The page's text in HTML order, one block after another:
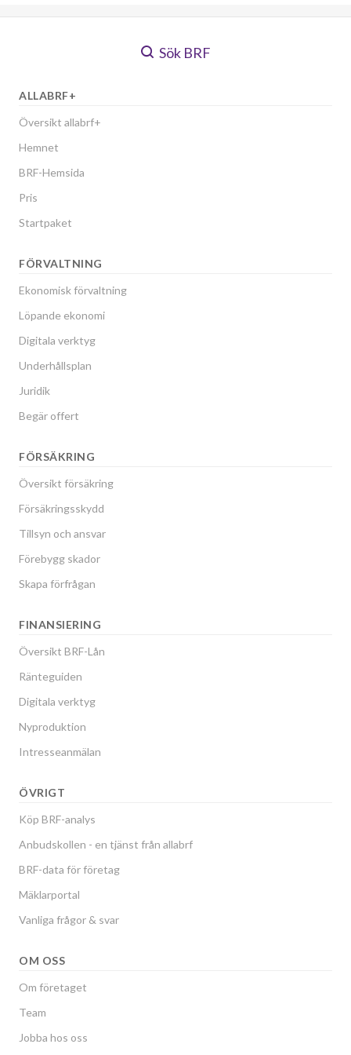
Sök BRF
ALLABRF+
Översikt allabrf+
Hemnet
BRF-Hemsida
Pris
Startpaket
FÖRVALTNING
Ekonomisk förvaltning
Löpande ekonomi
Digitala verktyg
Underhållsplan
Juridik
Begär offert
FÖRSÄKRING
Översikt försäkring
Försäkringsskydd
Tillsyn och ansvar
Förebygg skador
Skapa förfrågan
FINANSIERING
Översikt BRF-Lån
Ränteguiden
Digitala verktyg
Nyproduktion
Intresseanmälan
ÖVRIGT
Köp BRF-analys
Anbudskollen - en tjänst från allabrf
BRF-data för företag
Mäklarportal
Vanliga frågor & svar
OM OSS
Om företaget
Team
Jobba hos oss